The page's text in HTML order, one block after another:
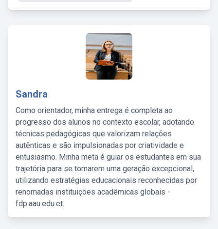
Sandra
Como orientador, minha entrega é completa ao
progresso dos alunos no contexto escolar, adotando
técnicas pedagógicas que valorizam relações
autênticas e são impulsionadas por criatividade e
entusiasmo. Minha meta é guiar os estudantes em sua
trajetória para se tornarem uma geração excepcional,
utilizando estratégias educacionais reconhecidas por
renomadas instituições acadêmicas globais -
fdp.aau.edu.et.